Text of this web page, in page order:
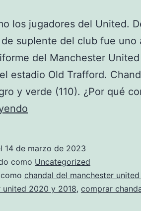
los jugadores del United.
suplente del club fue uno
del Manchester
estadio Old Trafford.
y verde (110). ¿Por qué
united
mercadolibre
14 de marzo de 2023
como Uncategorized
chandal del manchester
united 2020 y 2018, comprar